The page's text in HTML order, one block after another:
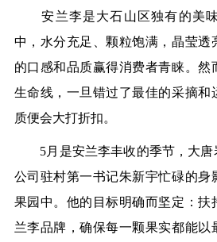
安兰李是大石山区独有的美味
中，水分充足、颗粒饱满，晶莹透
的口感和品质赢得消费者青睐。然
生命线，一旦错过了最佳的采摘和
质便会大打折扣。
5月是安兰李丰收的季节，大唐
公司驻村第一书记朱新宇忙碌的身
果园中。他的目标明确而坚定：扶
兰李品牌，确保每一颗果实都能以